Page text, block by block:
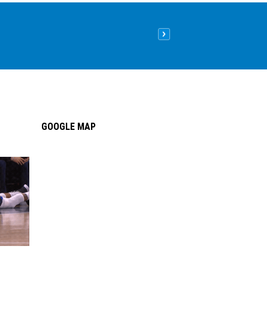
Nên lát sàn gỗ hay sàn nhựa
09/05
GOOGLE MAP